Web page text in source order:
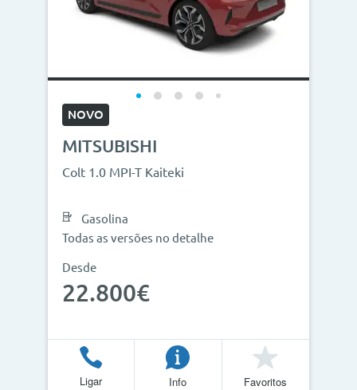
NOVO
MITSUBISHI
Colt 1.0 MPI-T Kaiteki
Gasolina
Todas as versões no detalhe
Desde
22.800€
Ligar Info Favoritos